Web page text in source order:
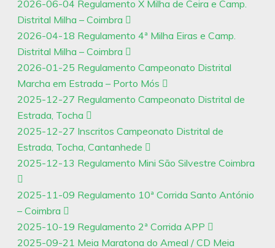
2026-06-04 Regulamento X Milha de Ceira e Camp.
Distrital Milha – Coimbra
2026-04-18 Regulamento 4ª Milha Eiras e Camp.
Distrital Milha – Coimbra
2026-01-25 Regulamento Campeonato Distrital
Marcha em Estrada – Porto Mós
2025-12-27 Regulamento Campeonato Distrital de
Estrada, Tocha
2025-12-27 Inscritos Campeonato Distrital de
Estrada, Tocha, Cantanhede
2025-12-13 Regulamento Mini São Silvestre Coimbra
2025-11-09 Regulamento 10ª Corrida Santo António
– Coimbra
2025-10-19 Regulamento 2ª Corrida APP
2025-09-21 Meia Maratona do Ameal / CD Meia